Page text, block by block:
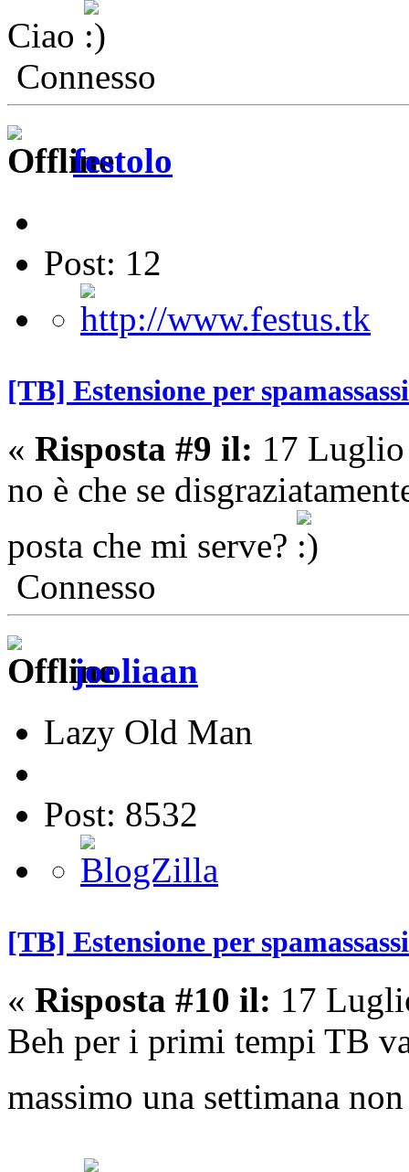
Ciao
Connesso
festolo
Post: 12
[TB] Estensione per
« Risposta #9 il: 17
no è che se
posta che mi serve?
Connesso
jooliaan
Lazy Old Man
Post: 8532
[TB] Estensione per
« Risposta #10 il: 17
Beh per i primi tempi TB
massimo una settimana